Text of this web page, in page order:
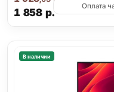
1 858 р.
Оплата
В наличии